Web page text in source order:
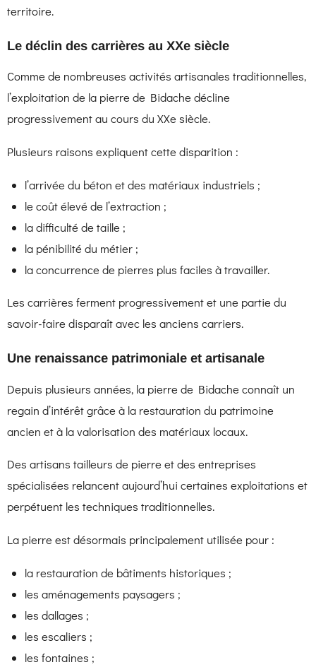
territoire.
Le déclin des carrières au XXe siècle
Comme de nombreuses activités artisanales traditionnelles,
l’exploitation de la pierre de Bidache décline
progressivement au cours du XXe siècle.
Plusieurs raisons expliquent cette disparition :
l’arrivée du béton et des matériaux industriels ;
le coût élevé de l’extraction ;
la difficulté de taille ;
la pénibilité du métier ;
la concurrence de pierres plus faciles à travailler.
Les carrières ferment progressivement et une partie du
savoir-faire disparaît avec les anciens carriers.
Une renaissance patrimoniale et artisanale
Depuis plusieurs années, la pierre de Bidache connaît un
regain d’intérêt grâce à la restauration du patrimoine
ancien et à la valorisation des matériaux locaux.
Des artisans tailleurs de pierre et des entreprises
spécialisées relancent aujourd’hui certaines exploitations et
perpétuent les techniques traditionnelles.
La pierre est désormais principalement utilisée pour :
la restauration de bâtiments historiques ;
les aménagements paysagers ;
les dallages ;
les escaliers ;
les fontaines ;